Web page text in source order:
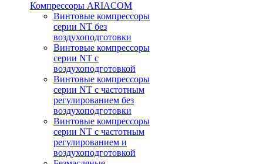
Компрессоры ARIACOM
Винтовые компрессоры
серии NT без
воздухоподготовки
Винтовые компрессоры
серии NT c
воздухоподготовкой
Винтовые компрессоры
серии NT с частотным
регулированием без
воздухоподготовки
Винтовые компрессоры
серии NT с частотным
регулированием и
воздухоподготовкой